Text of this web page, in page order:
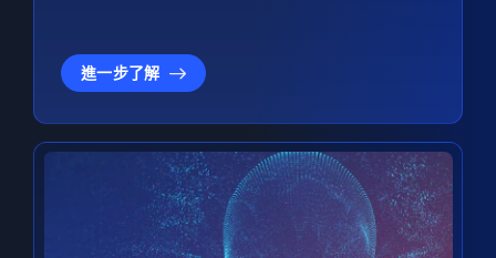
進一步了解